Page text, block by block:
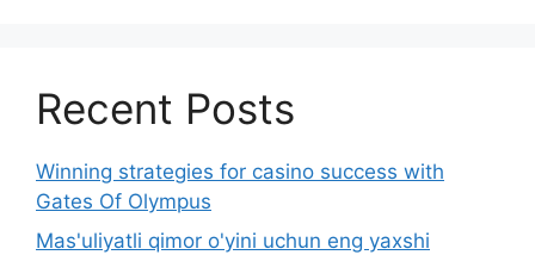
Recent Posts
Winning strategies for casino success with
Gates Of Olympus
Mas'uliyatli qimor o'yini uchun eng yaxshi